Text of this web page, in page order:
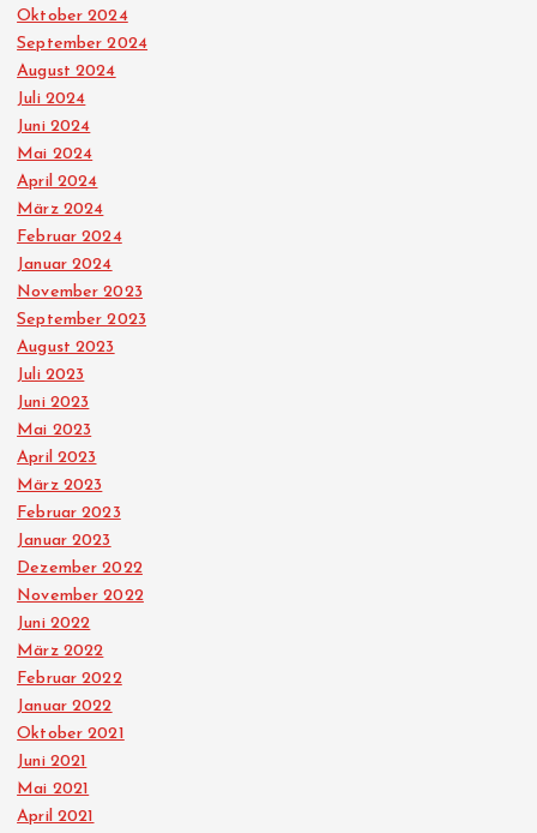
Oktober 2024
September 2024
August 2024
Juli 2024
Juni 2024
Mai 2024
April 2024
März 2024
Februar 2024
Januar 2024
November 2023
September 2023
August 2023
Juli 2023
Juni 2023
Mai 2023
April 2023
März 2023
Februar 2023
Januar 2023
Dezember 2022
November 2022
Juni 2022
März 2022
Februar 2022
Januar 2022
Oktober 2021
Juni 2021
Mai 2021
April 2021